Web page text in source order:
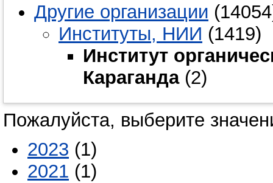
Другие организации
Институты, НИИ (1419)
Институт
Караганда(2)
Пожалуйста, выберите
2023 (1)
2021 (1)